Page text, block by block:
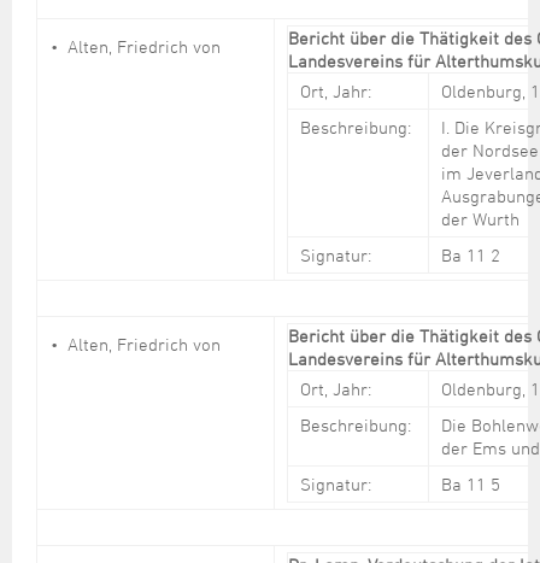
Alten, Friedrich von
Bericht über die Thätigkeit des
Landesvereins für
Ort, Jahr:
Oldenburg,
Beschreibung:
I. Die
der
im
der Wurth
Signatur:
Ba 11 2
Alten, Friedrich von
Bericht über die Thätigkeit des
Landesvereins für
Ort, Jahr:
Oldenburg,
Beschreibung:
Die
der Ems
Signatur:
Ba 11 5